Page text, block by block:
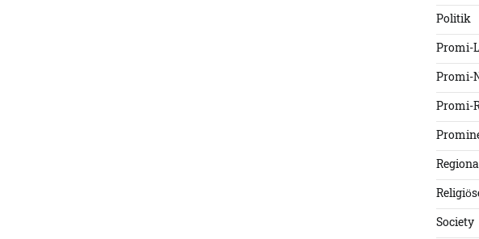
Politik
Promi-
Promi-
Promi-
Society